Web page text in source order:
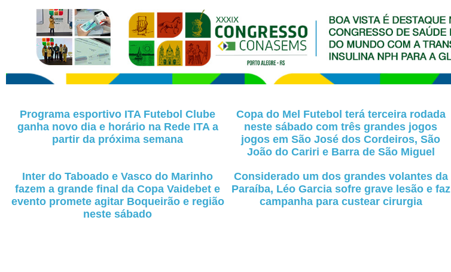
Programa esportivo ITA Futebol Clube
ganha novo dia e horário na Rede ITA a
partir da próxima semana
Copa do Mel Futebol terá terceira rodada
neste sábado com três grandes jogos
jogos em São José dos Cordeiros, São
João do Cariri e Barra de São Miguel
Inter do Taboado e Vasco do Marinho
fazem a grande final da Copa Vaidebet e
evento promete agitar Boqueirão e região
neste sábado
Considerado um dos grandes volantes da
Paraíba, Léo Garcia sofre grave lesão e faz
campanha para custear cirurgia